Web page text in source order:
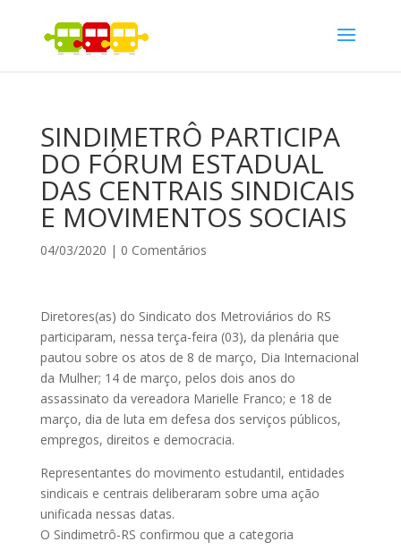
SINDIMETRÔ PARTICIPA
DO FÓRUM ESTADUAL
DAS CENTRAIS SINDICAIS
E MOVIMENTOS SOCIAIS
04/03/2020 | 0 Comentários
Diretores(as) do Sindicato dos Metroviários do RS
participaram, nessa terça-feira (03), da plenária que
pautou sobre os atos de 8 de março, Dia Internacional
da Mulher; 14 de março, pelos dois anos do
assassinato da vereadora Marielle Franco; e 18 de
março, dia de luta em defesa dos serviços públicos,
empregos, direitos e democracia.
Representantes do movimento estudantil, entidades
sindicais e centrais deliberaram sobre uma ação
unificada nessas datas.
O Sindimetrô-RS confirmou que a categoria